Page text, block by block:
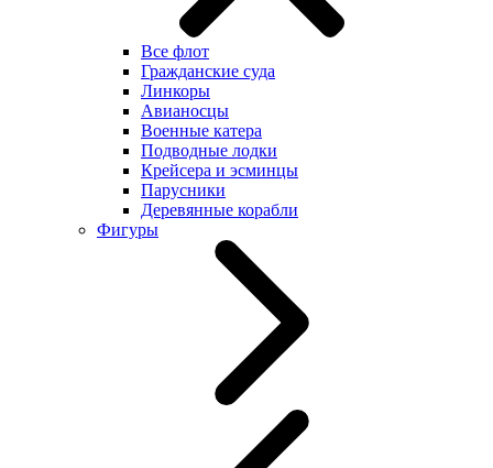
Все флот
Гражданские суда
Линкоры
Авианосцы
Военные катера
Подводные лодки
Крейсера и эсминцы
Парусники
Деревянные корабли
Фигуры